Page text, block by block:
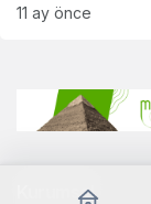
11 ay önce
Kurumsal